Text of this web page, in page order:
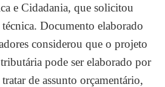
e Cidadania, que solicitou
técnica. Documento elaborado
considerou que o projeto
pode ser elaborado por
de assunto orçamentário,